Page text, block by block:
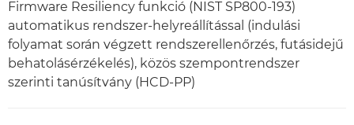
Firmware Resiliency funkció (NIST SP800-193)
automatikus rendszer-helyreállítással (indulási
folyamat során végzett rendszerellenőrzés, futásidejű
behatolásérzékelés), közös szempontrendszer
szerinti tanúsítvány (HCD-PP)